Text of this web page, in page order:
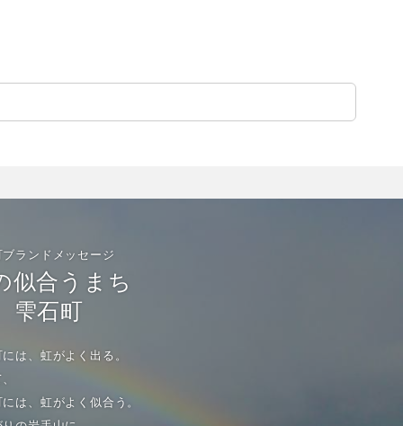
ブランドメッセージ
似合うまち
雫石町
は、虹がよく出る。
は、虹がよく似合う。